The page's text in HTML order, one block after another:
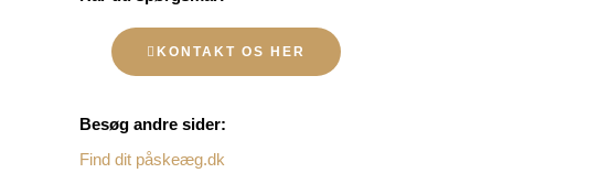
KONTAKT OS HER
Besøg andre sider:
Find dit påskeæg.dk